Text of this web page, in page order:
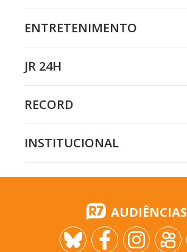
ENTRETENIMENTO
JR 24H
RECORD
INSTITUCIONAL
AUDIÊNCIAS